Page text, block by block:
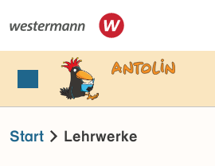
Start Lehrwerke